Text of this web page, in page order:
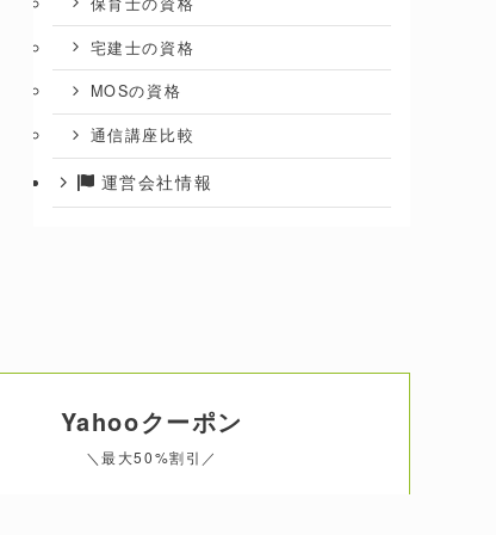
宅建士の資格
MOSの資格
通信講座比較
運営会社情報
Yahooクーポン
＼最大50%割引／